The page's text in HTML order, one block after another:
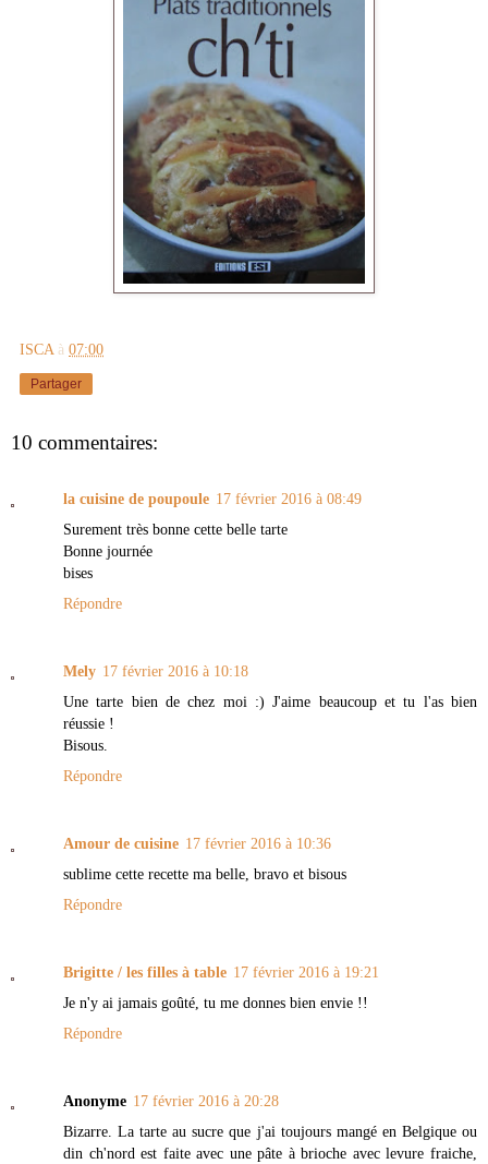
ISCA à 07:00
Partager
10 commentaires:
la cuisine de poupoule 17 février 2016 à 08:49
Surement très bonne cette belle tarte
Bonne journée
bises
Répondre
Mely 17 février 2016 à 10:18
Une tarte bien de chez moi :) J'aime beaucoup et tu l'as bien
réussie !
Bisous.
Répondre
Amour de cuisine 17 février 2016 à 10:36
sublime cette recette ma belle, bravo et bisous
Répondre
Brigitte / les filles à table 17 février 2016 à 19:21
Je n'y ai jamais goûté, tu me donnes bien envie !!
Répondre
Anonyme 17 février 2016 à 20:28
Bizarre. La tarte au sucre que j'ai toujours mangé en Belgique ou
din ch'nord est faite avec une pâte à brioche avec levure fraiche,